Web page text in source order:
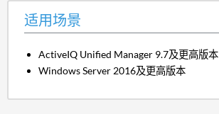
适用场景
ActiveIQ Unified Manager 9.7及更高版本
Windows Server 2016及更高版本